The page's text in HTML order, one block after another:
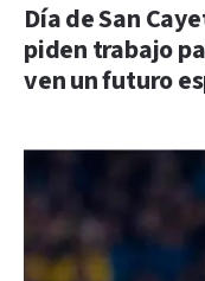
Día de San
piden trabajo
ven un futuro